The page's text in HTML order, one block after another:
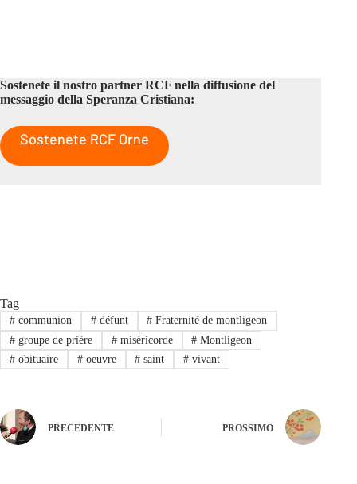
Sostenete il nostro partner RCF nella diffusione del
messaggio della Speranza Cristiana:
Sostenete RCF Orne
Tag
#communion #défunt # Fraternité de montligeon
#groupe de prière #miséricorde # Montligeon
#obituaire #oeuvre # saint # vivant
PRECEDENTE PROSSIMO